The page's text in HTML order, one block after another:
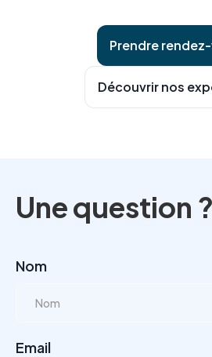
Prendre
Découvrir nos
Une question ?
Nom
Email